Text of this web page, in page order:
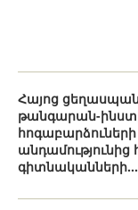
Հայոց
թանգարան-
գիտնականների...